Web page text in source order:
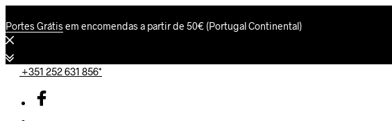
Portes Grátisem encomendas a partir de 50€ (Portugal Continental)
+351 252 631 856*